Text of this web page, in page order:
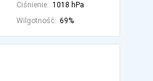
Ciśnienie: 1018 hPa
Wilgotność: 69%